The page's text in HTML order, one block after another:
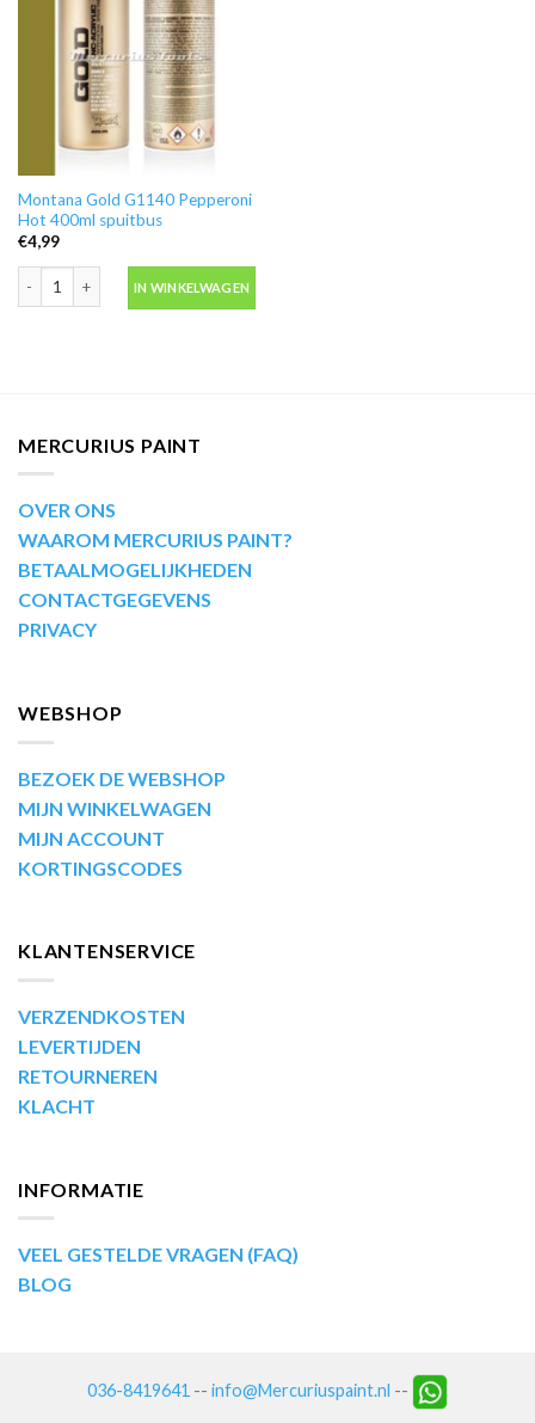
Montana Gold G1140 Pepperoni
Hot 400ml spuitbus
€4,99
Montana Gold G1140 Pepperoni Hot 400ml spuitbus aantal
IN WINKELWAGEN
MERCURIUS PAINT
OVER ONS
WAAROM MERCURIUS PAINT?
BETAALMOGELIJKHEDEN
CONTACTGEGEVENS
PRIVACY
WEBSHOP
BEZOEK DE WEBSHOP
MIJN WINKELWAGEN
MIJN ACCOUNT
KORTINGSCODES
KLANTENSERVICE
VERZENDKOSTEN
LEVERTIJDEN
RETOURNEREN
KLACHT
INFORMATIE
VEEL GESTELDE VRAGEN (FAQ)
BLOG
036-8419641 -- info@Mercuriuspaint.nl --